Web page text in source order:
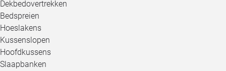
Dekbedovertrekken
Bedspreien
Hoeslakens
Kussenslopen
Hoofdkussens
Slaapbanken